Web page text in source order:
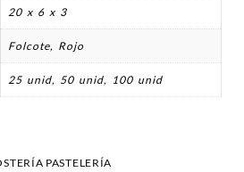
20 x 6 x 3
Folcote, Rojo
25 unid, 50 unid, 100 unid
PASTELERÍA